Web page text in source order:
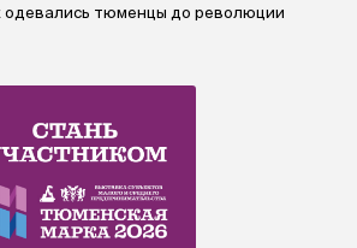
одевались тюменцы до революции